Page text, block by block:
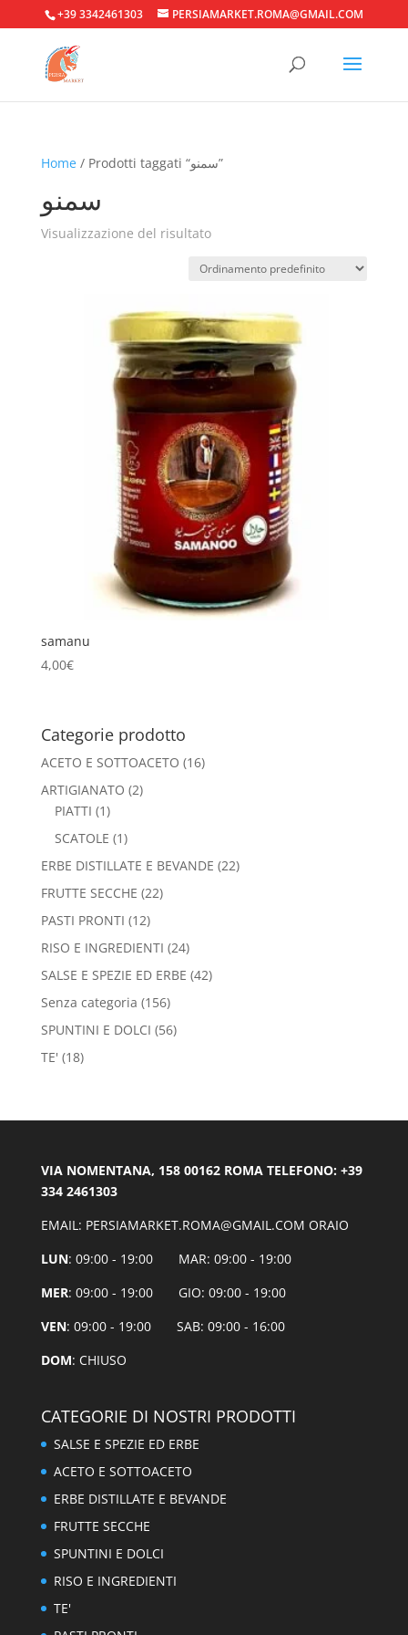
+39 3342461303 PERSIAMARKET.ROMA@GMAIL.COM
Home / Prodotti taggati “سمنو”
سمنو
Visualizzazione del risultato
samanu
4,00€
Categorie prodotto
ACETO E SOTTOACETO (16)
ARTIGIANATO (2)
PIATTI (1)
SCATOLE (1)
ERBE DISTILLATE E BEVANDE (22)
FRUTTE SECCHE (22)
PASTI PRONTI (12)
RISO E INGREDIENTI (24)
SALSE E SPEZIE ED ERBE (42)
Senza categoria (156)
SPUNTINI E DOLCI (56)
TE' (18)
VIA NOMENTANA, 158 00162 ROMA TELEFONO: +39
334 2461303
EMAIL: PERSIAMARKET.ROMA@GMAIL.COM ORAIO
LUN: 09:00 - 19:00 MAR: 09:00 - 19:00
MER: 09:00 - 19:00 GIO: 09:00 - 19:00
VEN: 09:00 - 19:00 SAB: 09:00 - 16:00
DOM: CHIUSO
CATEGORIE DI NOSTRI PRODOTTI
SALSE E SPEZIE ED ERBE
ACETO E SOTTOACETO
ERBE DISTILLATE E BEVANDE
FRUTTE SECCHE
SPUNTINI E DOLCI
RISO E INGREDIENTI
TE'